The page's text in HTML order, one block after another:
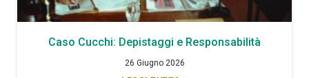
Caso Cucchi: Depistaggi e Responsabilità
26 Giugno 2026